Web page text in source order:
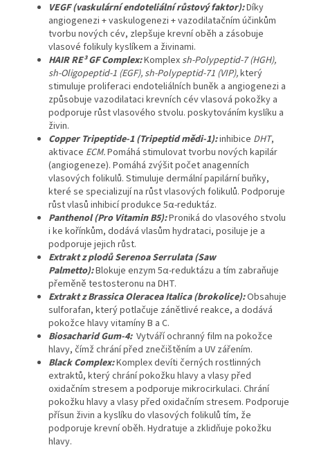
VEGF (vaskulární endoteliální růstový faktor):Díky
angiogenezi + vaskulogenezi + vazodilatačním účinkům
tvorbu nových cév, zlepšuje krevní oběh a zásobuje
vlasové folikuly kyslíkem a živinami.
HAIR RE³ GF Complex:Komplex sh-Polypeptid-7 (HGH),
sh-Oligopeptid-1 (EGF), sh-Polypeptid-71 (VIP),který
stimuluje proliferaci endoteliálních buněk a angiogenezi a
způsobuje vazodilataci krevních cév vlasová pokožky a
podporuje růst vlasového stvolu. poskytováním kyslíku a
živin.
Copper Tripeptide-1 (Tripeptid mědi-1):inhibice DHT,
aktivace ECM.Pomáhá stimulovat tvorbu nových kapilár
(angiogeneze). Pomáhá zvýšit počet anagenních
vlasových folikulů. Stimuluje dermální papilární buňky,
které se specializují na růst vlasových folikulů. Podporuje
růst vlasů inhibicí produkce 5α-reduktáz.
Panthenol (Pro Vitamin B5):Proniká do vlasového stvolu
i ke kořínkům, dodává vlasům hydrataci, posiluje je a
podporuje jejich růst.
Extrakt z plodů Serenoa Serrulata (Saw
Palmetto):Blokuje enzym 5α-reduktázu a tím zabraňuje
přeměně testosteronu na DHT.
Extrakt z Brassica Oleracea Italica (brokolice):Obsahuje
sulforafan, který potlačuje zánětlivé reakce, a dodává
pokožce hlavy vitamíny B a C.
Biosacharid Gum-4:Vytváří ochranný film na pokožce
hlavy, čímž chrání před znečištěním a UV zářením.
Black Complex:Komplex devíti černých rostlinných
extraktů, který chrání pokožku hlavy a vlasy před
oxidačním stresem a podporuje mikrocirkulaci. Chrání
pokožku hlavy a vlasy před oxidačním stresem. Podporuje
přísun živin a kyslíku do vlasových folikulů tím, že
podporuje krevní oběh. Hydratuje a zklidňuje pokožku
hlavy.